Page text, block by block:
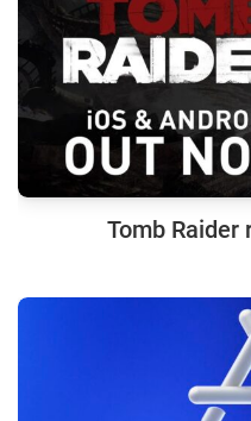
Tomb Raider